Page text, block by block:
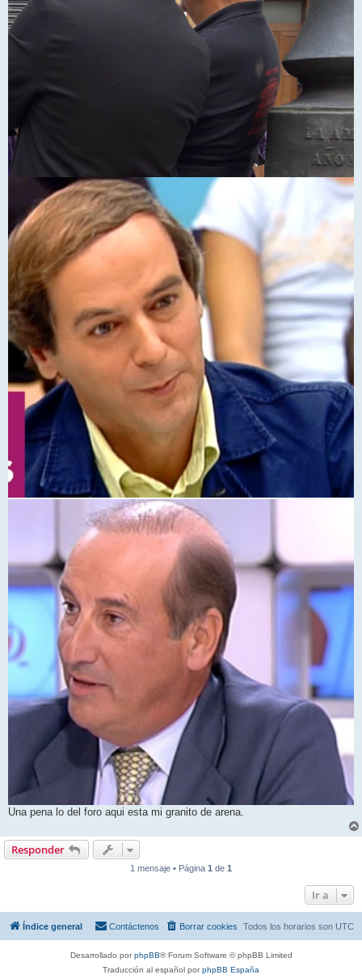
Una pena lo del foro aqui esta mi granito de arena.
Responder
1 mensaje • Página 1 de 1
Ir a
Índice general Todos los horarios son UTC
Borrar cookies
Contáctenos
Desarrollado porphpBB® Forum Software © phpBB Limited
Traducción al español porphpBB España